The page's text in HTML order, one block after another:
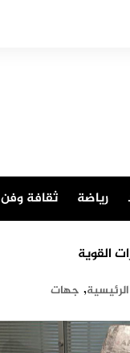
رياضة ثقافة وفن
القوية
الرئيسية, جهات